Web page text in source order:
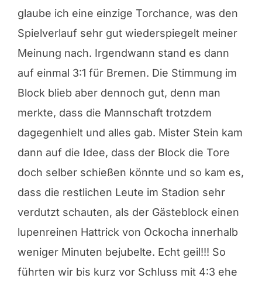
glaube ich eine einzige Torchance, was den
Spielverlauf sehr gut wiederspiegelt meiner
Meinung nach. Irgendwann stand es dann
auf einmal 3:1 für Bremen. Die Stimmung im
Block blieb aber dennoch gut, denn man
merkte, dass die Mannschaft trotzdem
dagegenhielt und alles gab. Mister Stein kam
dann auf die Idee, dass der Block die Tore
doch selber schießen könnte und so kam es,
dass die restlichen Leute im Stadion sehr
verdutzt schauten, als der Gästeblock einen
lupenreinen Hattrick von Ockocha innerhalb
weniger Minuten bejubelte. Echt geil!!! So
führten wir bis kurz vor Schluss mit 4:3 ehe